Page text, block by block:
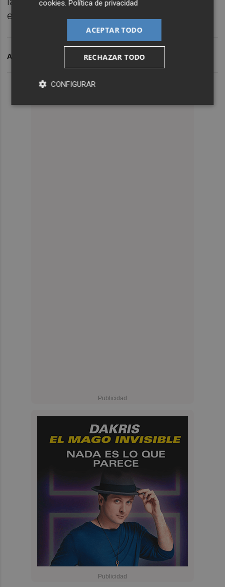
en 2023
ARCHIVADO EN AUDIOVISUAL VALENCIANO
cookies. Política de privacidad
ACEPTAR TODO
RECHAZAR TODO
CONFIGURAR